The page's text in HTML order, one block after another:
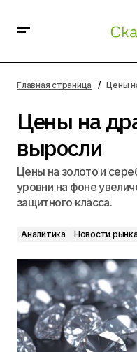
Главная страница Цены
Цены на
выросли
Цены на золото и
уровни на фоне
защитного класса.
Аналитика Новости рынка